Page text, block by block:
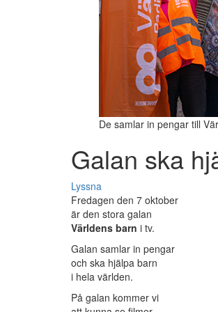
De samlar in pengar till
Galan ska
Lyssna
Fredagen den 7 oktober
är den stora galan
Världens barn i tv.
Galan samlar in pengar
och ska hjälpa barn
i hela världen.
På galan kommer vi